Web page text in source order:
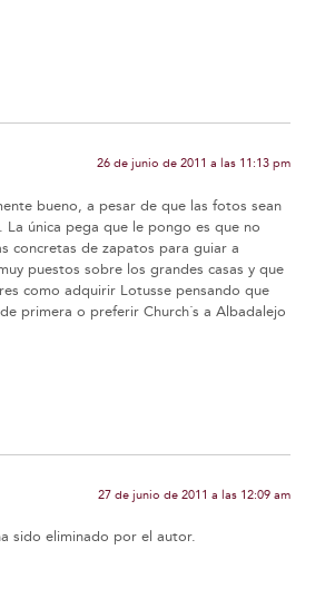
26 de junio de 2011 a las 11:13 pm
bueno, a pesar de que las fotos sean
La única pega que le pongo es que no
concretas de zapatos para guiar a
puestos sobre los grandes casas y que
como adquirir Lotusse pensando que
primera o preferir Church´s a Albadalejo
27 de junio de 2011 a las 12:09 am
sido eliminado por el autor.